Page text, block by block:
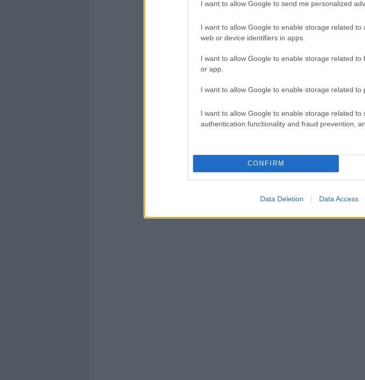
I want to allow Google to send me personalized
I want to allow Google to enable storage related to
web or device identifiers in apps.
I want to allow Google to enable storage related to
or app.
I want to allow Google to enable storage related to
I want to allow Google to enable storage related to
authentication functionality and fraud prevention,
CONFIRM
Data Deletion Data Access